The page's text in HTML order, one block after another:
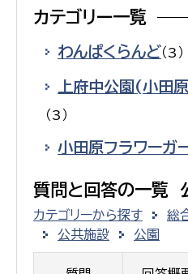
カテゴリー一覧
わんぱくらんど（3）
上府中公園(小田
（3）
小田原フラワーガ
質問と回答の一覧
カテゴリーから探す
総
公共施設
公園